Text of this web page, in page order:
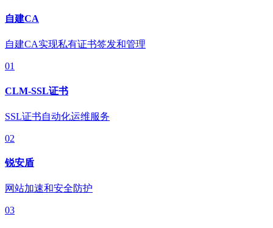
自建CA
自建CA实现私有证书签发和管理
01
CLM-SSL证书
SSL证书自动化运维服务
02
锐安盾
网站加速和安全防护
03